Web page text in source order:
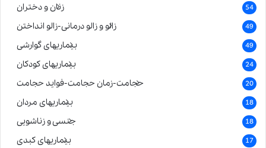
زنان و دختران 54
زالو و زالو درمانی-زالو انداختن 49
بیماریهای گوارشی 49
بیماریهای کودکان 24
حجامت-زمان حجامت-فواید حجامت 20
بیماریهای مردان 18
جنسی و زناشویی 18
بیماریهای کبدی 17